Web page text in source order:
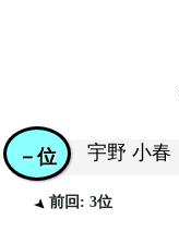
宇野 小春
－位
前回: 3位